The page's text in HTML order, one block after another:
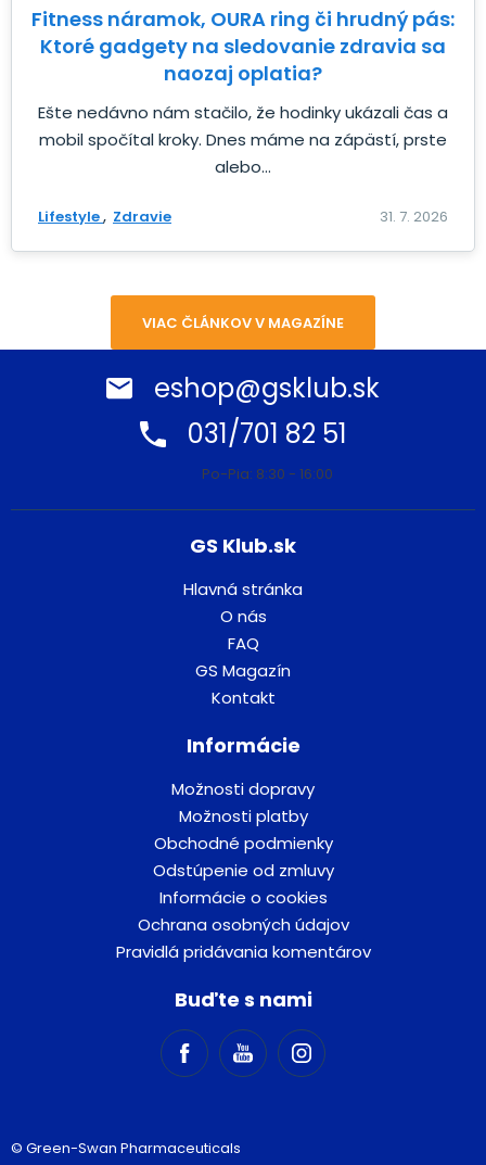
Fitness náramok, OURA ring či hrudný pás:
Ktoré gadgety na sledovanie zdravia sa
naozaj oplatia?
Ešte nedávno nám stačilo, že hodinky ukázali čas a
mobil spočítal kroky. Dnes máme na zápästí, prste
alebo...
Lifestyle Zdravie 31. 7. 2026
VIAC ČLÁNKOV V MAGAZÍNE
eshop@gsklub.sk
031/701 82 51
Po-Pia: 8:30 - 16:00
GS Klub.sk
Hlavná stránka
O nás
FAQ
GS Magazín
Kontakt
Informácie
Možnosti dopravy
Možnosti platby
Obchodné podmienky
Odstúpenie od zmluvy
Informácie o cookies
Ochrana osobných údajov
Pravidlá pridávania komentárov
Buďte s nami
© Green-Swan Pharmaceuticals